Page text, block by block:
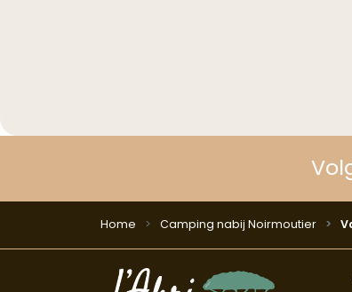
Home Camping nabij Noirmoutier